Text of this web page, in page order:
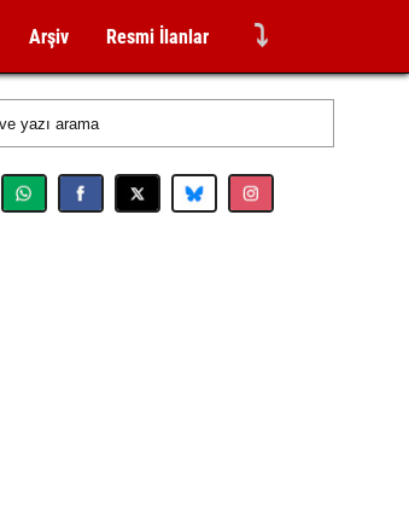
Arşiv Resmi İlanlar ⤵